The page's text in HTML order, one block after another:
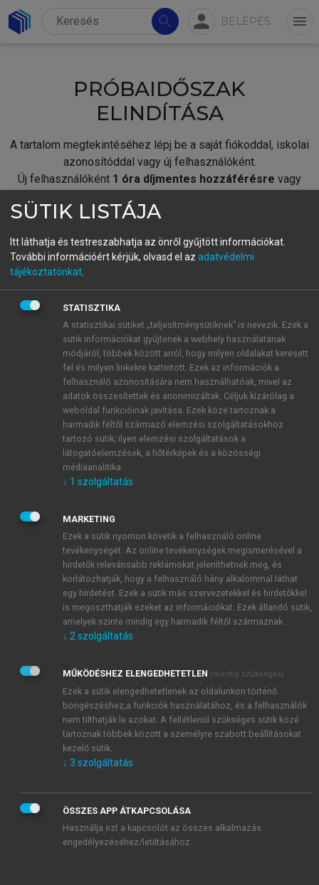
search person BELÉPÉS menu
PRÓBAIDŐSZAK
ELINDÍTÁSA
A tartalom megtekintéséhez lépj be a saját fiókoddal, iskolai
azonosítóddal vagy új felhasználóként.
Új felhasználóként 1 óra díjmentes hozzáférésre vagy
fiókoddal,vagy hozz létre új fiókot.
A regisztráció után apróbaidőszakautomatikusan
BELÉPÉS SAJÁT FIÓKKAL
ÚJ FIÓK LÉTREHOZÁSA
1 óra díjmentes hozzáférés
E-MAIL-CÍM
JELSZÓ
JELSZÓ ÚJRA
Kérek értesítést a MeRSZ újdonságairól, akcióiról.
Kérek értesítést az Akadémiai Kiadó Zrt. újdonságairól,
Adatkezelési tájékoztatóbanfoglaltakat tudomásul
veszem és elfogadom.
Általános vásárlási feltételeket, valamint a szotar.netés a
mersz.huoldalak licencszerződéseiben foglaltakat
tudomásul veszem és elfogadom.
KIPRÓBÁLOM
SÜTIK LISTÁJA
Itt láthatja és testreszabhatja az önről gyűjtött információkat.
További információért kérjük, olvasd el az adatvédelmi
tájékoztatónkat
STATISZTIKA
A statisztikai sütiket „teljesítménysütiknek” is nevezik. Ezek a
sütik információkat gyűjtenek a webhely használatának
módjáról, többek között arról, hogy milyen oldalakat keresett
fel és milyen linkekre kattintott. Ezek az információk a
felhasználó azonosítására nem használhatóak, mivel az
adatok összesítettek és anonimizáltak. Céljuk kizárólag a
weboldal funkcióinak javítása. Ezek közé tartoznak a
harmadik féltől származó elemzési szolgáltatásokhoz
tartozó sütik; ilyen elemzési szolgáltatások a
látogatóelemzések, a hőtérképek és a közösségi
médiaanalitika.
↓ 1 szolgáltatás
MARKETING
Ezek a sütik nyomon követik a felhasználó online
tevékenységét. Az online tevékenységek megismerésével a
hirdetők relevánsabb reklámokat jeleníthetnek meg, és
korlátozhatják, hogy a felhasználó hány alkalommal láthat
egy hirdetést. Ezek a sütik más szervezetekkel és hirdetőkkel
is megoszthatják ezeket az információkat. Ezek állandó sütik,
amelyek szinte mindig egy harmadik féltől származnak.
↓ 2 szolgáltatás
MŰKÖDÉSHEZ ELENGEDHETETLEN (mindig szükséges)
Ezek a sütik elengedhetetlenek az oldalunkon történő
böngészéshez,a funkciók használatához, és a felhasználók
nem tilthatják le azokat. A feltétlenül szükséges sütik közé
tartoznak többek között a személyre szabott beállításokat
kezelő sütik.
↓ 3 szolgáltatás
ÖSSZES APP ÁTKAPCSOLÁSA
Használja ezt a kapcsolót az összes alkalmazás
engedélyezéséhez/letiltásához.